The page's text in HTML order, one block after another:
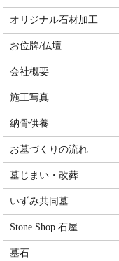
オリジナル石材加工
お位牌/仏壇
会社概要
施工写真
納骨供養
お墓づくりの流れ
墓じまい・改葬
いずみ共同墓
Stone Shop 石屋
墓石